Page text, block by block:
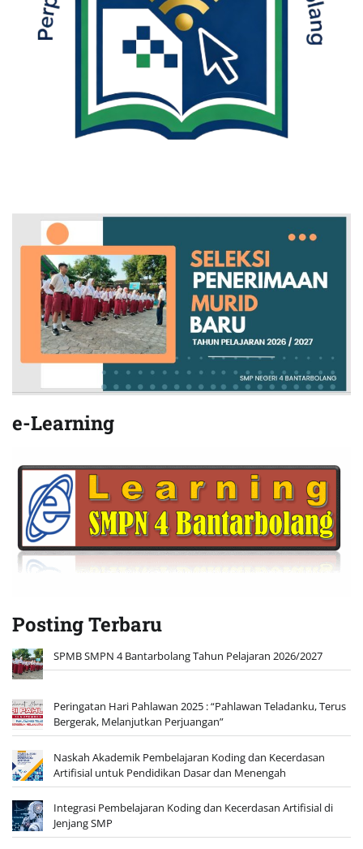
e-Learning
Posting Terbaru
SPMB SMPN 4 Bantarbolang Tahun Pelajaran 2026/2027
Peringatan Hari Pahlawan 2025 : “Pahlawan Teladanku, Terus
Bergerak, Melanjutkan Perjuangan”
Naskah Akademik Pembelajaran Koding dan Kecerdasan
Artifisial untuk Pendidikan Dasar dan Menengah
Integrasi Pembelajaran Koding dan Kecerdasan Artifisial di
Jenjang SMP